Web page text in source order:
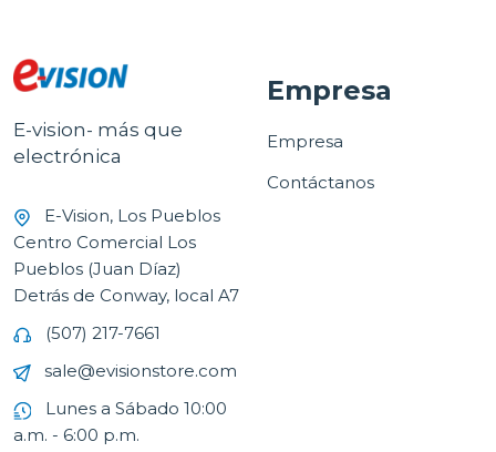
E-vision- más que
electrónica
E-Vision, Los Pueblos
Centro Comercial Los
Pueblos (Juan Díaz)
Detrás de Conway, local A7
(507) 217-7661
sale@evisionstore.com
Lunes a Sábado 10:00
a.m. - 6:00 p.m.
Empresa
Empresa
Contáctanos